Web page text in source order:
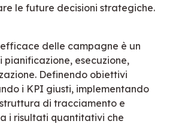
le future decisioni strategiche.
delle campagne è un
pianificazione, esecuzione,
Definendo obiettivi
i KPI giusti, implementando
di tracciamento e
i risultati quantitativi che